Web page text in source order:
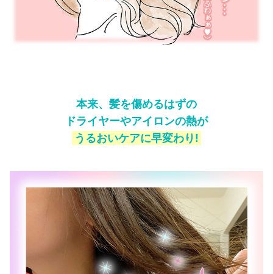
本来、髪を傷めるはずの
ドライヤーやアイロンの熱が
うるおいケアに早変わり!